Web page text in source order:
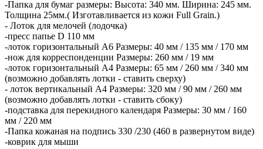
-Папка для бумаг размеры: Высота: 340 мм. Ширина: 245 мм.
Толщина 25мм.( Изготавливается из кожи Full Grain.)
- Лоток для мелочей (лодочка)
-пресс папье D 110 мм
-лоток горизонтальный А6 Размеры: 40 мм / 135 мм / 170 мм
-нож для корреспонденции Размеры: 260 мм / 19 мм
-лоток горизонтальный А4 Размеры: 65 мм / 260 мм / 340 мм
(возможно добавлять лотки - ставить сверху)
- лоток вертикальный А4 Размеры: 320 мм / 90 мм / 260 мм
(возможно добавлять лотки - ставить сбоку)
-подставка для перекидного календаря Размеры: 30 мм / 160
мм / 220 мм
-Папка кожаная на подпись 330 /230 (460 в развернутом виде)
-коврик для мыши